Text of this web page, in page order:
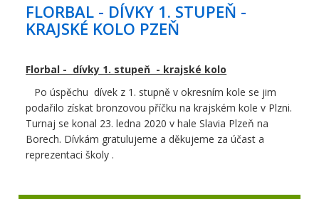
FLORBAL - DÍVKY 1. STUPEŇ -
KRAJSKÉ KOLO PZEŇ
Florbal - dívky 1. stupeň - krajské kolo
Po úspěchu dívek z 1. stupně v okresním kole se jim
podařilo získat bronzovou příčku na krajském kole v Plzni.
Turnaj se konal 23. ledna 2020 v hale Slavia Plzeň na
Borech. Dívkám gratulujeme a děkujeme za účast a
reprezentaci školy .